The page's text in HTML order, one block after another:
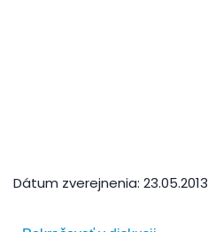
Dátum zverejnenia: 23.05.2013